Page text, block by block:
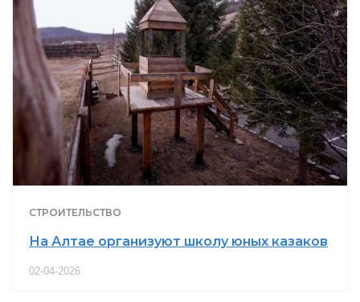
СТРОИТЕЛЬСТВО
На Алтае организуют школу юных казаков
02-04-2026